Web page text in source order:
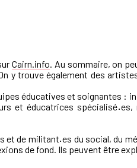
Cairn.info. Au sommaire, on
trouve également des
éducatives et soignantes :
et éducatrices spécialisé·es,
et de militant·es du social, du
de fond. Ils peuvent être